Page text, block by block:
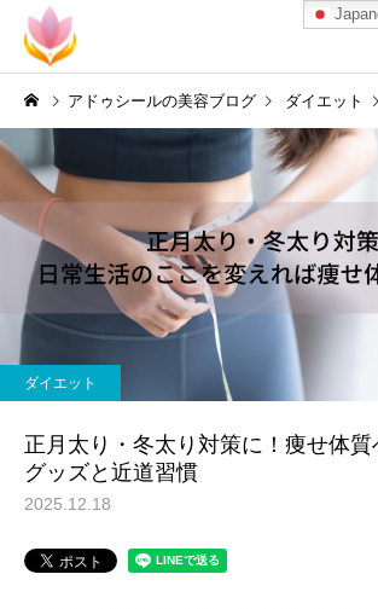
アドゥシールの美容ブログ ダイエット
ダイエット
正月太り・冬太り対策に！痩せ体
グッズと近道習慣
2025.12.18